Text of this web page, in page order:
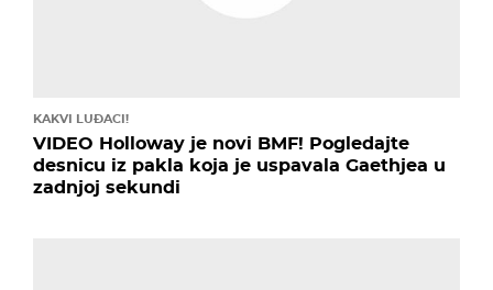
KAKVI LUĐACI!
VIDEO Holloway je novi BMF! Pogledajte
desnicu iz pakla koja je uspavala Gaethjea u
zadnjoj sekundi